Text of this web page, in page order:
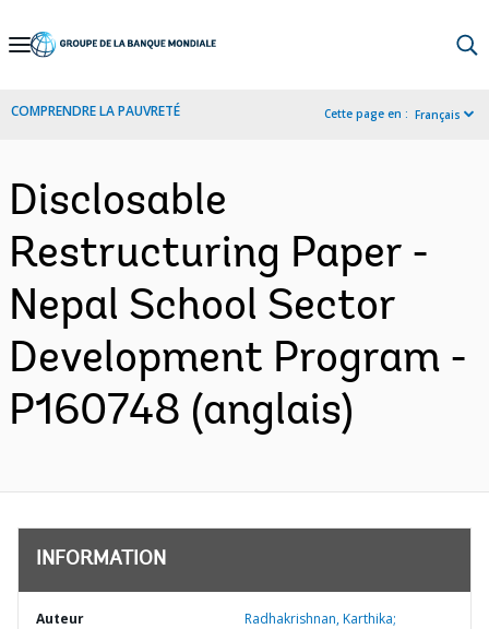
Skip
Navigation
COMPRENDRE LA PAUVRETÉ Cette page en : Français
Disclosable
Restructuring Paper -
Nepal School Sector
Development Program -
P160748 (anglais)
INFORMATION
Auteur Radhakrishnan, Karthika;